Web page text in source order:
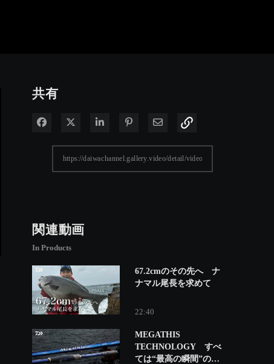
共有
Facebook で共有
Xで共有する
LinkedIn で共有
Pinterest に投稿電子メールで共有
関連動画
In Products
67.2cmのその先へ ナ
ナマル尾長を求めて
22:40
MEGATHIS
TECHNOLOGY すべ
ては“最高の瞬間”のた